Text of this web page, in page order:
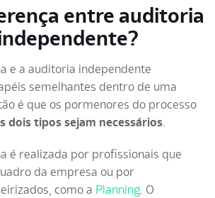
entre auditoria
e a auditoria independente
semelhantes dentro de uma
é que os pormenores do processo
dois tipos sejam necessários.
é realizada por profissionais que
da empresa ou por
como a Planning. O